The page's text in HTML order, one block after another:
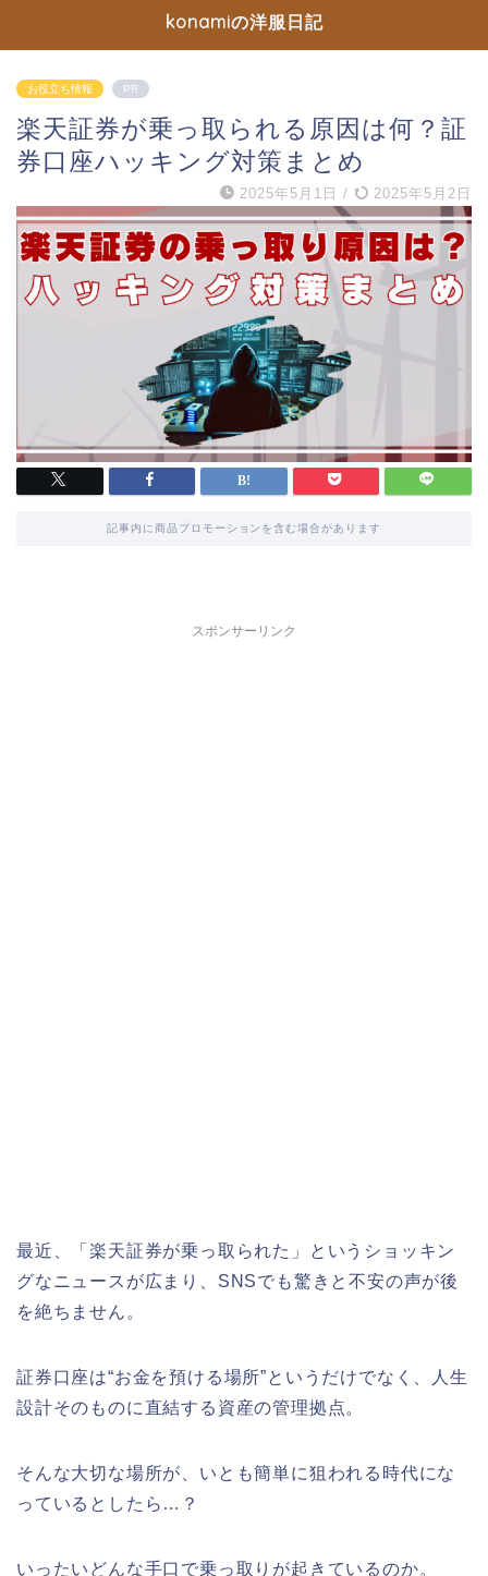
konamiの洋服日記
お役立ち情報 PR
楽天証券が乗っ取られる原因は何？証
券口座ハッキング対策まとめ
2025年5月1日 / 2025年5月2日
記事内に商品プロモーションを含む場合があります
スポンサーリンク
最近、「楽天証券が乗っ取られた」というショッキン
グなニュースが広まり、SNSでも驚きと不安の声が後
を絶ちません。
証券口座は“お金を預ける場所”というだけでなく、人生
設計そのものに直結する資産の管理拠点。
そんな大切な場所が、いとも簡単に狙われる時代にな
っているとしたら…？
いったいどんな手口で乗っ取りが起きているのか。